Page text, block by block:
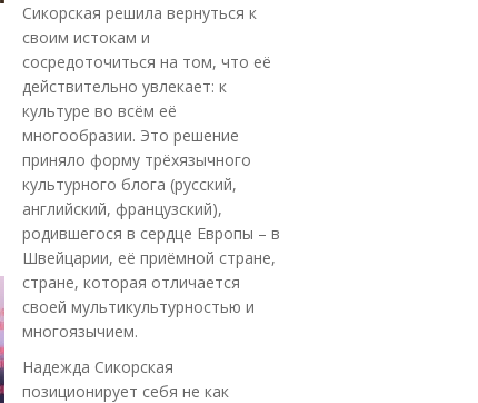
Сикорская решила вернуться к
своим истокам и
сосредоточиться на том, что её
действительно увлекает: к
культуре во всём её
многообразии. Это решение
приняло форму трёхязычного
культурного блога (русский,
английский, французский),
родившегося в сердце Европы – в
Швейцарии, её приёмной стране,
стране, которая отличается
своей мультикультурностью и
многоязычием.
Надежда Сикорская
позиционирует себя не как